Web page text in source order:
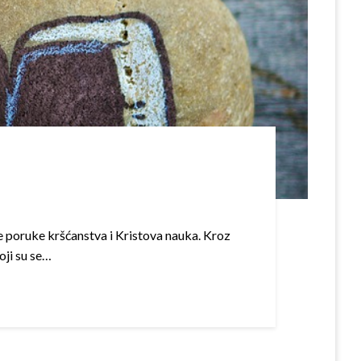
krš­ćanstva i Kristova nauka. Kroz
su se…